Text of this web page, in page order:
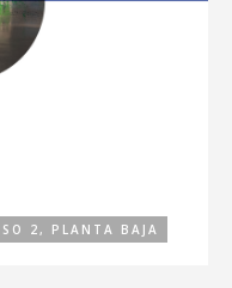
2, PLANTA BAJA